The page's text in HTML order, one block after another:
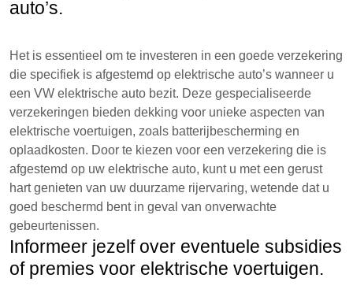
auto’s.
Het is essentieel om te investeren in een goede verzekering
die specifiek is afgestemd op elektrische auto’s wanneer u
een VW elektrische auto bezit. Deze gespecialiseerde
verzekeringen bieden dekking voor unieke aspecten van
elektrische voertuigen, zoals batterijbescherming en
oplaadkosten. Door te kiezen voor een verzekering die is
afgestemd op uw elektrische auto, kunt u met een gerust
hart genieten van uw duurzame rijervaring, wetende dat u
goed beschermd bent in geval van onverwachte
gebeurtenissen.
Informeer jezelf over eventuele subsidies
of premies voor elektrische voertuigen.